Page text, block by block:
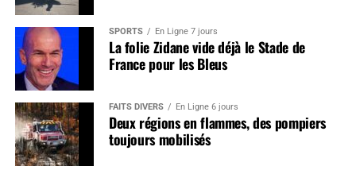
SPORTS En Ligne 7 jours
La folie Zidane vide déjà le Stade de
France pour les Bleus
FAITS DIVERS En Ligne 6 jours
Deux régions en flammes, des pompiers
toujours mobilisés